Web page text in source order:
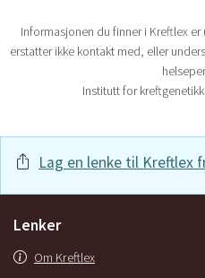
Informasjonen du finner i Kreftlex
erstatter ikke kontakt med, eller
Institutt for
Lag en lenke til Kreftlex
Lenker
Om Kreftlex